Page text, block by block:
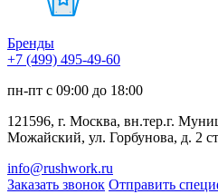
Бренды
+7 (499) 495-49-60
пн-пт с 09:00 до 18:00
121596, г. Москва, вн.тер.г.
Можайский, ул. Горбунова, д. 2
info@rushwork.ru
Заказать звонок Отправить